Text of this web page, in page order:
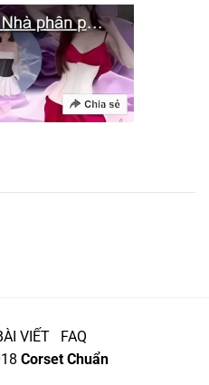
VIẾT
FAQ
Corset Chuẩn